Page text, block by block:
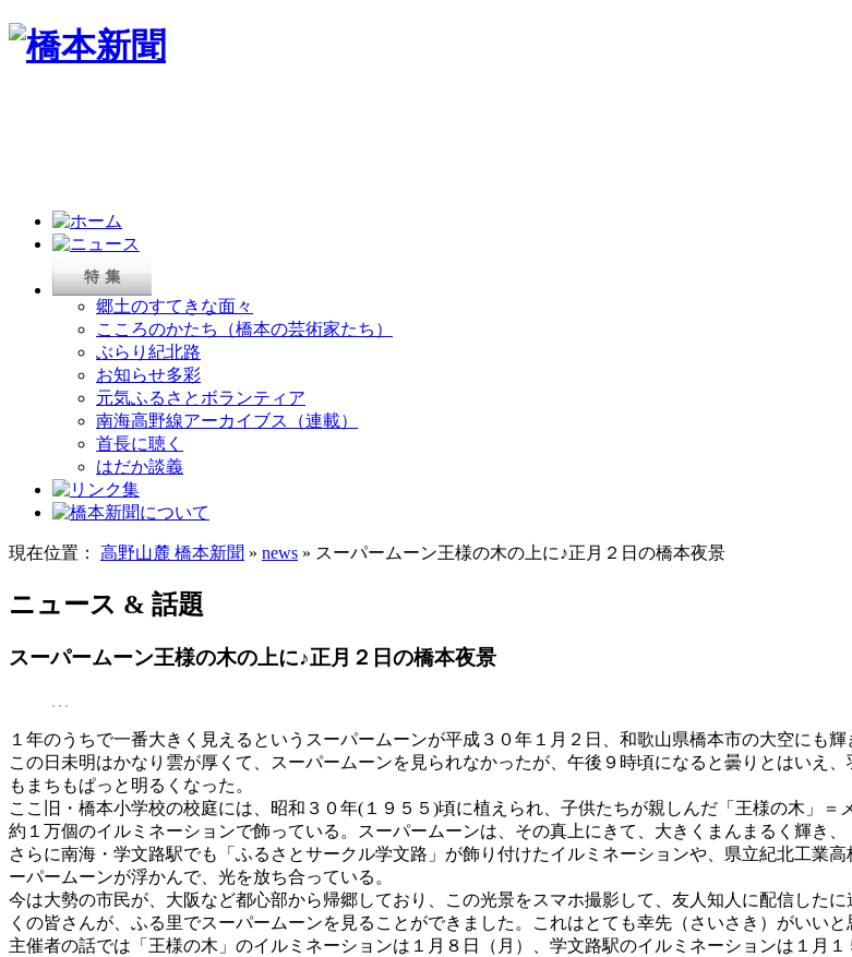
郷土のすてきな面々
こころのかたち（橋本の芸術家たち）
ぶらり紀北路
お知らせ多彩
元気ふるさとボランティア
南海高野線アーカイブス（連載）
首長に聴く
はだか談義
現在位置： 高野山麓 橋本新聞 » news » スーパームーン王様の木の上に♪正月２日の橋本夜景
ニュース & 話題
スーパームーン王様の木の上に♪正月２日の橋本夜景
１年のうちで一番大きく見えるというスーパームーンが平成３０年１月２日、和歌山県橋本市の大空にも
この日未明はかなり雲が厚くて、スーパームーンを見られなかったが、午後９時頃になると曇りとはいえ
もまちもぱっと明るくなった。
ここ旧・橋本小学校の校庭には、昭和３０年(１９５５)頃に植えられ、子供たちが親しんだ「王様の木」
約１万個のイルミネーションで飾っている。スーパームーンは、その真上にきて、大きくまんまるく輝き、
さらに南海・学文路駅でも「ふるさとサークル学文路」が飾り付けたイルミネーションや、県立紀北工業
ーパームーンが浮かんで、光を放ち合っている。
今は大勢の市民が、大阪など都心部から帰郷しており、この光景をスマホ撮影して、友人知人に配信した
くの皆さんが、ふる里でスーパームーンを見ることができました。これはとても幸先（さいさき）がいい
主催者の話では「王様の木」のイルミネーションは１月８日（月）、学文路駅のイルミネーションは１月１